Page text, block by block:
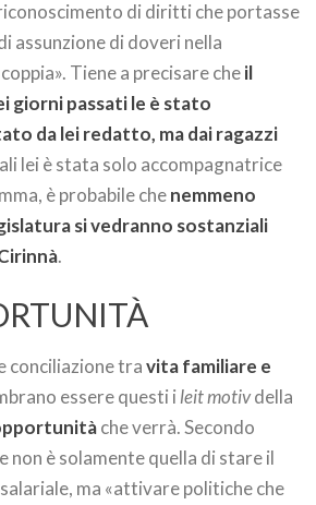
di diritti che portasse
assunzione di doveri nella
Tiene a precisare cheil
giorni passati le è stato
da lei redatto, ma dai ragazzi
lei è stata solo accompagnatrice
è probabile chenemmeno
si vedranno sostanziali
.
conciliazione travita familiare e
essere questi i leit motivdella
che verrà. Secondo
non è solamente quella di stare il
ma «attivare politiche che